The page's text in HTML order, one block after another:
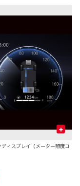
+
ィスプレイ（メーター照度コ